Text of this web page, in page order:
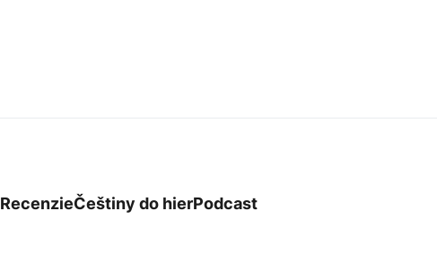
RecenzieČeštiny do hierPodcast